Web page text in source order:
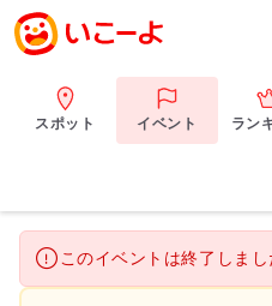
スポット イベント ラン
このイベントは終了しまし